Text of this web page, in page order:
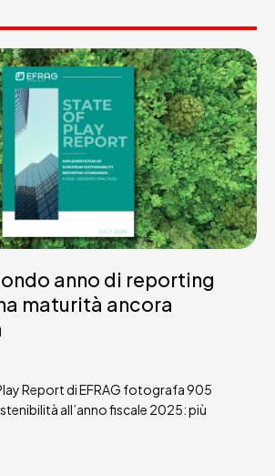
anno di reporting
maturità ancora
Report di EFRAG fotografa 905
all’anno fiscale 2025: più